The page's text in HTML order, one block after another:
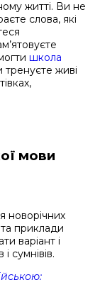
житті. Ви не
слова, які
школа
тренуєте живі
мови
новорічних
та приклади
варіант і
сумнівів.